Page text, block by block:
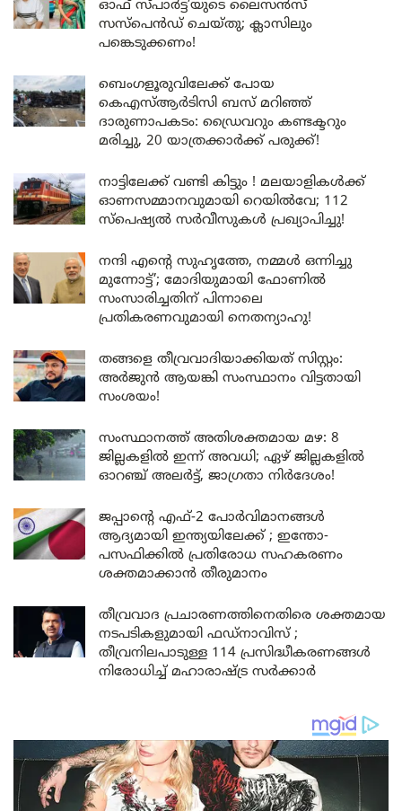
ഓഫ് സ്പാർട്ട’യുടെ ലൈസൻസ്
സസ്പെൻഡ് ചെയ്തു; ക്ലാസിലും
പങ്കെടുക്കണം!
ബെംഗളൂരുവിലേക്ക് പോയ
കെഎസ്ആർടിസി ബസ് മറിഞ്ഞ്
ദാരുണാപകടം: ഡ്രൈവറും കണ്ടക്ടറും
മരിച്ചു, 20 യാത്രക്കാർക്ക് പരുക്ക്!
നാട്ടിലേക്ക് വണ്ടി കിട്ടും ! മലയാളികൾക്ക്
ഓണസമ്മാനവുമായി റെയിൽവേ; 112
സ്പെഷ്യൽ സർവീസുകൾ പ്രഖ്യാപിച്ചു!
നന്ദി എൻ്റെ സുഹൃത്തേ, നമ്മൾ ഒന്നിച്ചു
മുന്നോട്ട്’; മോദിയുമായി ഫോണിൽ
സംസാരിച്ചതിന് പിന്നാലെ
പ്രതികരണവുമായി നെതന്യാഹു!
തങ്ങളെ തീവ്രവാദിയാക്കിയത് സിസ്റ്റം:
അർജുൻ ആയങ്കി സംസ്ഥാനം വിട്ടതായി
സംശയം!
സംസ്ഥാനത്ത് അതിശക്തമായ മഴ: 8
ജില്ലകളിൽ ഇന്ന് അവധി; ഏഴ് ജില്ലകളിൽ
ഓറഞ്ച് അലർട്ട്, ജാഗ്രതാ നിർദേശം!
ജപ്പാന്റെ എഫ്-2 പോർവിമാനങ്ങൾ
ആദ്യമായി ഇന്ത്യയിലേക്ക് ; ഇന്തോ-
പസഫിക്കിൽ പ്രതിരോധ സഹകരണം
ശക്തമാക്കാൻ തീരുമാനം
തീവ്രവാദ പ്രചാരണത്തിനെതിരെ ശക്തമായ
നടപടികളുമായി ഫഡ്നാവിസ് ;
തീവ്രനിലപാടുള്ള 114 പ്രസിദ്ധീകരണങ്ങൾ
നിരോധിച്ച് മഹാരാഷ്ട്ര സർക്കാർ